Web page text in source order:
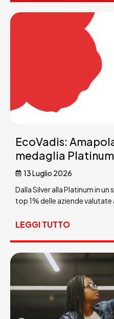
EcoVadis:
medaglia Platinum
13 Luglio 2026
Dalla Silver alla Platinum in
top 1% delle aziende valutate
LEGGI TUTTO